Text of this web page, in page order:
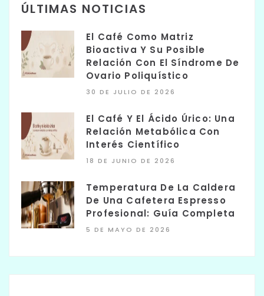
ÚLTIMAS NOTICIAS
El Café Como Matriz
Bioactiva Y Su Posible
Relación Con El Síndrome De
Ovario Poliquístico
30 DE JULIO DE 2026
El Café Y El Ácido Úrico: Una
Relación Metabólica Con
Interés Científico
18 DE JUNIO DE 2026
Temperatura De La Caldera
De Una Cafetera Espresso
Profesional: Guía Completa
5 DE MAYO DE 2026